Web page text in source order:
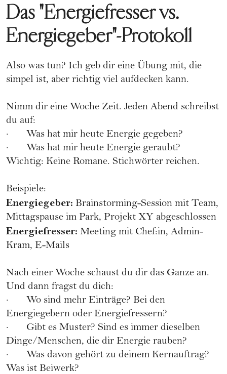
Das "Energiefresser vs.
Energiegeber"-Protokoll
Also was tun? Ich geb dir eine Übung mit, die
simpel ist, aber richtig viel aufdecken kann.
Nimm dir eine Woche Zeit. Jeden Abend schreibst
du auf:
· Was hat mir heute Energie gegeben?
· Was hat mir heute Energie geraubt?
Wichtig: Keine Romane. Stichwörter reichen.
Beispiele:
Energiegeber: Brainstorming-Session mit Team,
Mittagspause im Park, Projekt XY abgeschlossen
Energiefresser: Meeting mit Chef:in, Admin-
Kram, E-Mails
Nach einer Woche schaust du dir das Ganze an.
Und dann fragst du dich:
· Wo sind mehr Einträge? Bei den
Energiegebern oder Energiefressern?
· Gibt es Muster? Sind es immer dieselben
Dinge/Menschen, die dir Energie rauben?
· Was davon gehört zu deinem Kernauftrag?
Was ist Beiwerk?